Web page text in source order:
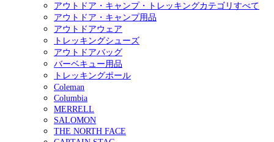
アウトドア・キャンプ・トレッキングカテゴリすべて
アウトドア・キャンプ用品
アウトドアウェア
トレッキングシューズ
アウトドアバッグ
バーベキュー用品
トレッキングポール
Coleman
Columbia
MERRELL
SALOMON
THE NORTH FACE